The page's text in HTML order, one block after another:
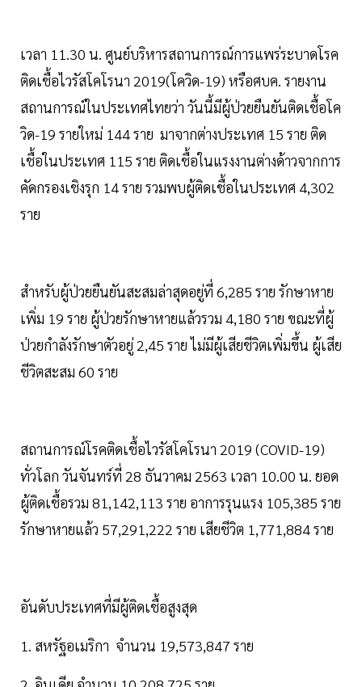
เวลา 11.30 น. ศูนย์บริหารสถานการณ์การแพร่ระบาดโรค
ติดเชื้อไวรัสโคโรนา 2019(โควิด-19) หรือศบค. รายงาน
สถานการณ์ในประเทศไทยว่า วันนี้มีผู้ป่วยยืนยันติดเชื้อโค
วิด-19 รายใหม่ 144 ราย มาจากต่างประเทศ 15 ราย ติด
เชื้อในประเทศ 115 ราย ติดเชื้อในแรงงานต่างด้าวจากการ
คัดกรองเชิงรุก 14 ราย รวมพบผู้ติดเชื้อในประเทศ 4,302
ราย
สำหรับผู้ป่วยยืนยันสะสมล่าสุดอยู่ที่ 6,285 ราย รักษาหาย
เพิ่ม 19 ราย ผู้ป่วยรักษาหายแล้วรวม 4,180 ราย ขณะที่ผู้
ป่วยกำลังรักษาตัวอยู่ 2,45 ราย ไม่มีผู้เสียชีวิตเพิ่มขึ้น ผู้เสีย
ชีวิตสะสม 60 ราย
สถานการณ์โรคติดเชื้อไวรัสโคโรนา 2019 (COVID-19)
ทั่วโลก วันจันทร์ที่ 28 ธันวาคม 2563 เวลา 10.00 น. ยอด
ผู้ติดเชื้อรวม 81,142,113 ราย อาการรุนแรง 105,385 ราย
รักษาหายแล้ว 57,291,222 ราย เสียชีวิต 1,771,884 ราย
อันดับประเทศที่มีผู้ติดเชื้อสูงสุด
1. สหรัฐอเมริกา จำนวน 19,573,847 ราย